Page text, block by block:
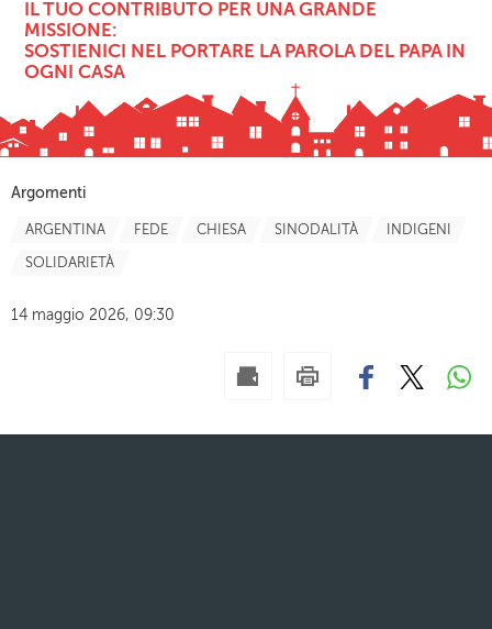
IL TUO CONTRIBUTO PER UNA GRANDE
MISSIONE:
SOSTIENICI NEL PORTARE LA PAROLA DEL PAPA IN
OGNI CASA
Argomenti
ARGENTINA FEDE CHIESA SINODALITÀ INDIGENI
SOLIDARIETÀ
14 maggio 2026, 09:30